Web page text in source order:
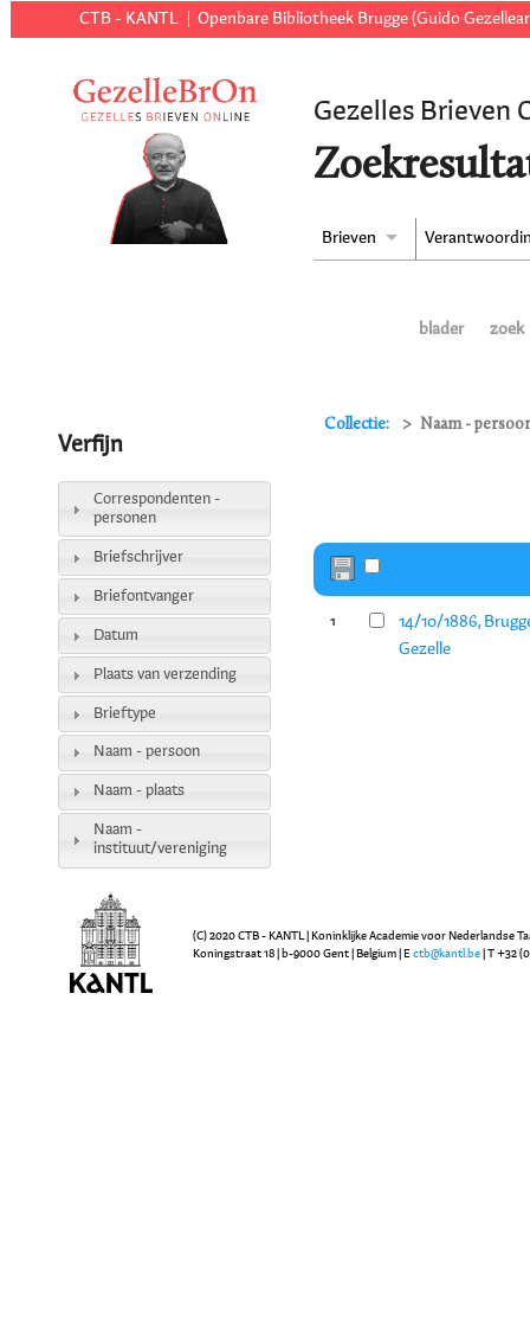
CTB - KANTL Openbare Bibliotheek Brugge (Guido
Gezelles Brieven
Brieven
blader zoek
Collectie: Naam -
1
14/10/1886,
Gezelle
Verfijn
Correspondenten -
personen
Briefschrijver
Briefontvanger
Datum
Plaats van verzending
Brieftype
Naam - persoon
Naam - plaats
Naam -
instituut/vereniging
(C) 2020 CTB - KANTL | Koninklijke Academie voor Nederlandse
Koningstraat 18 | b-9000 Gent | Belgium | E ctb@kantl.be | T +32